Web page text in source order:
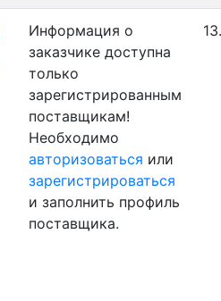
Информация о
заказчике доступна
только
зарегистрированным
поставщикам!
Необходимо
авторизоваться или
зарегистрироваться
и заполнить профиль
поставщика.